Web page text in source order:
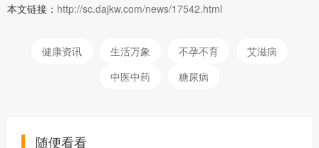
本文链接： http://sc.dajkw.com/news/17542.html
健康资讯 生活万象 不孕不育
艾滋病
中医中药
糖尿病
随便看看